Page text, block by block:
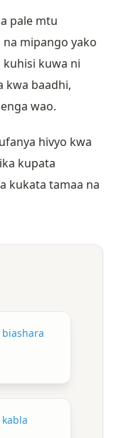
pale mtu
mipango yako
kuhisi kuwa ni
kwa baadhi,
wao.
hivyo kwa
kupata
kukata tamaa na